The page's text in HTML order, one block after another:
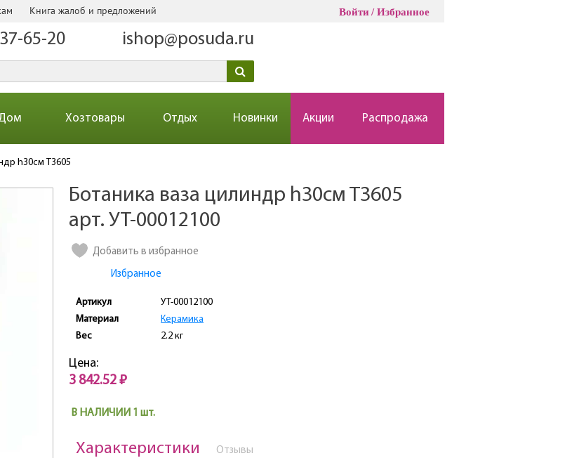
Книга жалоб и предложений Войти Избранное
65-20 ishop@posuda.ru
Хозтовары Отдых Новинки Акции Распродажа
h30см Т3605
Ботаника ваза цилиндр h30см Т3605
арт. УТ-00012100
Добавить в избранное
Избранное
Артикул
УТ-00012100
Материал
Керамика
Вес
2.2 кг
Цена:
3 842.52 ₽
В НАЛИЧИИ 1 шт.
Характеристики Отзывы
Количество